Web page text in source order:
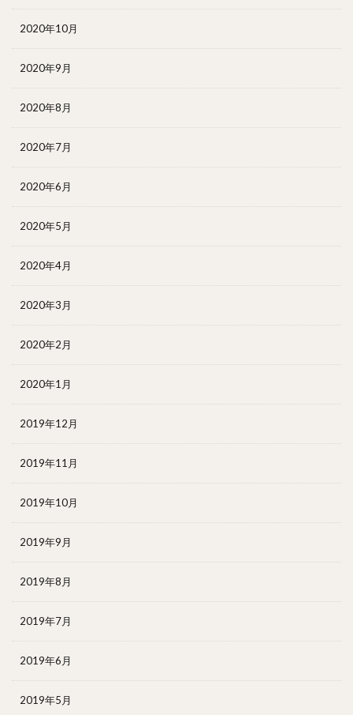
2020年10月
2020年9月
2020年8月
2020年7月
2020年6月
2020年5月
2020年4月
2020年3月
2020年2月
2020年1月
2019年12月
2019年11月
2019年10月
2019年9月
2019年8月
2019年7月
2019年6月
2019年5月